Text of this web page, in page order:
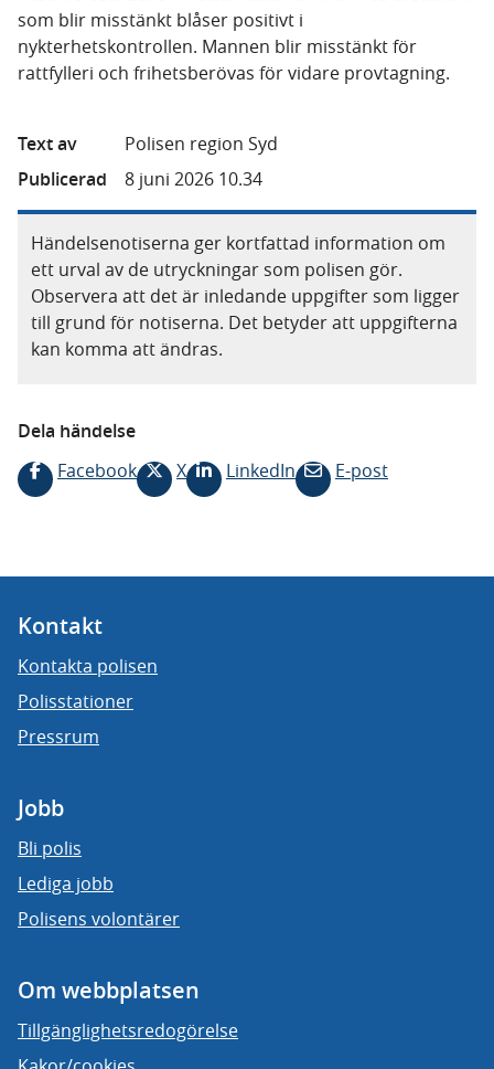
som blir misstänkt blåser positivt i
nykterhetskontrollen. Mannen blir misstänkt för
rattfylleri och frihetsberövas för vidare provtagning.
Text av
Polisen region Syd
Publicerad
8 juni 2026 10.34
Händelsenotiserna ger kortfattad information om
ett urval av de utryckningar som polisen gör.
Observera att det är inledande uppgifter som ligger
till grund för notiserna. Det betyder att uppgifterna
kan komma att ändras.
Dela händelse
Facebook
X LinkedIn E-post
Kontakt
Kontakta polisen
Polisstationer
Pressrum
Jobb
Bli polis
Lediga jobb
Polisens volontärer
Om webbplatsen
Tillgänglighetsredogörelse